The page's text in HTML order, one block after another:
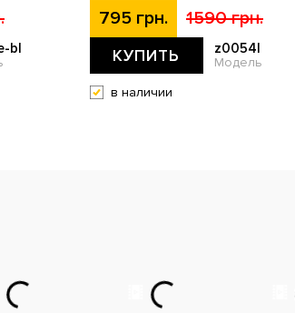
bl
795 грн. 1590 грн.
КУПИТЬ z0054l
Модель
в наличии